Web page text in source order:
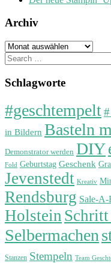
Archiv
Archiv
Search
for:
Schlagworte
#geschtempelt
in Bildern Basteln
Demonstrator werden DIY
Fold Geburtstag Geschenk
Jevenstedt Kreativ
Rendsburg Sale-A-
Holstein
Selbermachen
Stanzen Stempeln Team